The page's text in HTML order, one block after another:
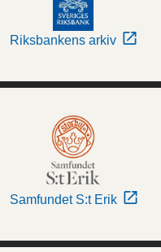
Riksbankens arkiv
Samfundet S:t Erik